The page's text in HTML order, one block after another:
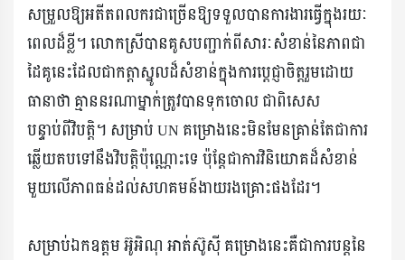
សម្រួលឱ្យអតីតពលករជាច្រើនឱ្យទទួលបានការងារធ្វើក្នុងរយៈ
ពេលដ៏ខ្លី។ លោកស្រីបានគូសបញ្ជាក់ពីសារៈសំខាន់នៃភាពជា
ដៃគូនេះដែលជាកត្តាស្នូលដ៏សំខាន់ក្នុងការប្តេជ្ញាចិត្តរួមដោយ
ធានាថា គ្មាននរណាម្នាក់ត្រូវបានទុកចោល ជាពិសេស
បន្ទាប់ពីវិបត្តិ។ សម្រាប់ UN គម្រោងនេះមិនមែនគ្រាន់តែជាការ
ឆ្លើយតបទៅនឹងវិបត្តិប៉ុណ្ណោះទេ ប៉ុន្តែជាការវិនិយោគដ៏សំខាន់
មួយលើភាពធន់ដល់សហគមន៍ងាយរងគ្រោះផងដែរ។
សម្រាប់ឯកឧត្តម អ៊ូអិណុ អាត់ស៊ូស៊ី គម្រោងនេះគឺជាការបន្តនៃ